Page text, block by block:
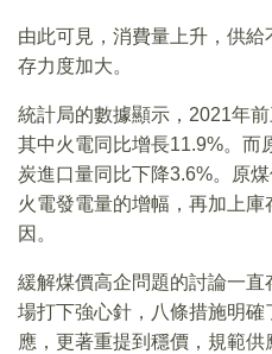
由此可見，消費量上升，供
存力度加大。
統計局的數據顯示，2021年
其中火電同比增長11.9%。而
炭進口量同比下降3.6%。原
火電發電量的增幅，再加上
因。
緩解煤價高企問題的討論一
場打下強心針，八條措施明
應，更著重提到穩價，規範